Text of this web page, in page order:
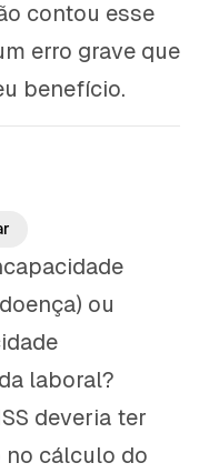
contou esse
erro grave que
benefício.
ou
laboral?
deveria ter
cálculo do